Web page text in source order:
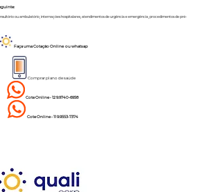
ou ambulatório, internações hospitalares, atendimentos de urgência e emergência, procedimentos de pré-
Faça uma Cotação Online ou whatsap
Comprar plano de saúde
Cote Online - 12 9.9740-6958
Cote Online - 11 9.9553-7374